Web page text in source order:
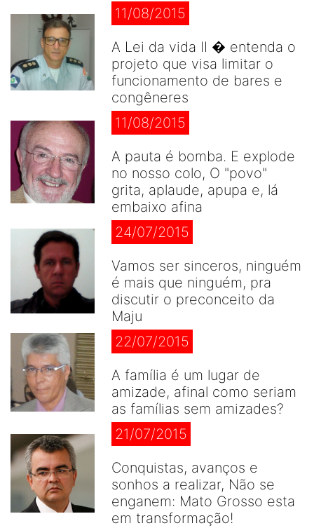
11/08/2015
A Lei da vida II � entenda o
projeto que visa limitar o
funcionamento de bares e
congêneres
11/08/2015
A pauta é bomba. E explode
no nosso colo, O "povo"
grita, aplaude, apupa e, lá
embaixo afina
24/07/2015
Vamos ser sinceros, ninguém
é mais que ninguém, pra
discutir o preconceito da
Maju
22/07/2015
A família é um lugar de
amizade, afinal como seriam
as famílias sem amizades?
21/07/2015
Conquistas, avanços e
sonhos a realizar, Não se
enganem: Mato Grosso esta
em transformação!